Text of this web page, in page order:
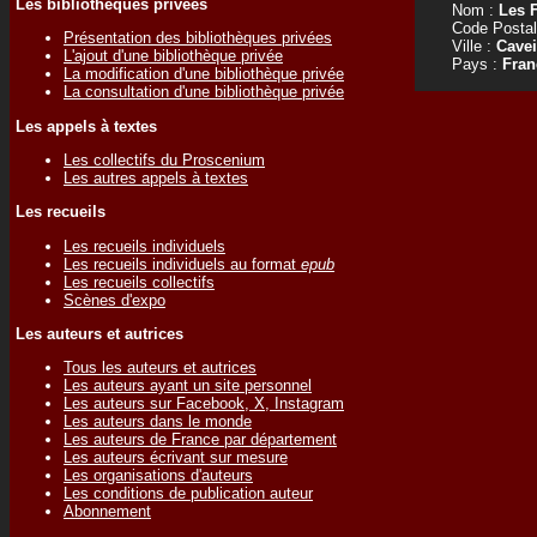
Les bibliothèques privées
Présentation des bibliothèques privées
L'ajout d'une bibliothèque privée
La modification d'une bibliothèque privée
La consultation d'une bibliothèque privée
Les appels à textes
Les collectifs du Proscenium
Les autres appels à textes
Les recueils
Les recueils individuels
Les recueils individuels au format epub
Les recueils collectifs
Scènes d'expo
Les auteurs et autrices
Tous les auteurs et autrices
Les auteurs ayant un site personnel
Les auteurs sur Facebook, X, Instagram
Les auteurs dans le monde
Les auteurs de France par département
Les auteurs écrivant sur mesure
Les organisations d'auteurs
Les conditions de publication auteur
Abonnement
Nom : Les
Code
Ville :
Pays :